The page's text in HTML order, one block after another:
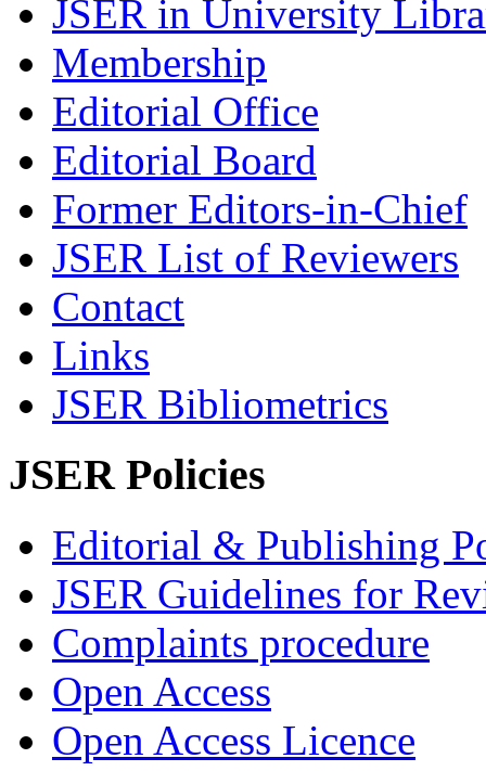
JSER in University
Membership
Editorial Office
Editorial Board
Former Editors-in-Chief
JSER List of Reviewers
Contact
Links
JSER Bibliometrics
JSER Policies
Editorial & Publishing
JSER Guidelines for
Complaints procedure
Open Access
Open Access Licence